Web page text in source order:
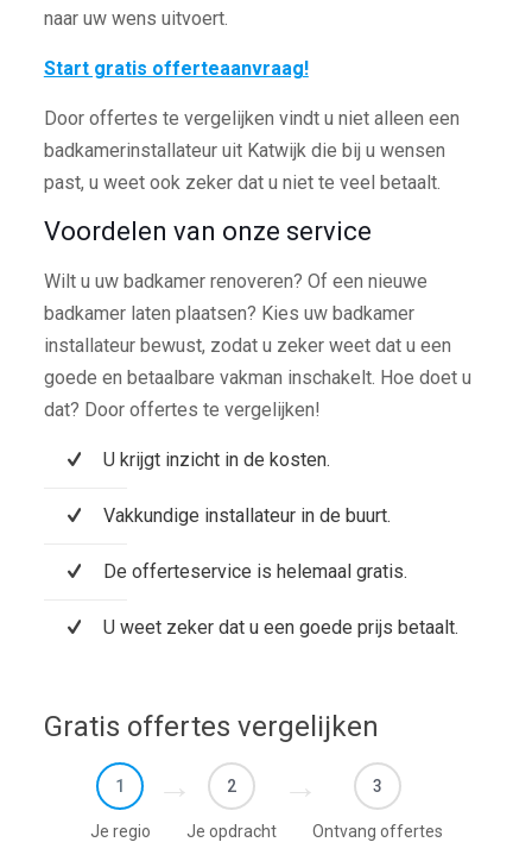
naar uw wens uitvoert.
Start gratis offerteaanvraag!
Door offertes te vergelijken vindt u niet alleen een
badkamerinstallateur uit Katwijk die bij u wensen
past, u weet ook zeker dat u niet te veel betaalt.
Voordelen van onze service
Wilt u uw badkamer renoveren? Of een nieuwe
badkamer laten plaatsen? Kies uw badkamer
installateur bewust, zodat u zeker weet dat u een
goede en betaalbare vakman inschakelt. Hoe doet u
dat? Door offertes te vergelijken!
U krijgt inzicht in de kosten.
Vakkundige installateur in de buurt.
De offerteservice is helemaal gratis.
U weet zeker dat u een goede prijs betaalt.
Gratis offertes vergelijken
1
Je regio
2
Je opdracht
3
Ontvang offertes